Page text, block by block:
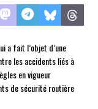
a fait l’objet d’une
les accidents liés à
en vigueur
de sécurité routière